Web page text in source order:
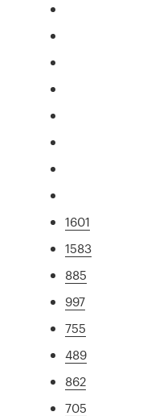
1601
1583
885
997
755
489
862
705